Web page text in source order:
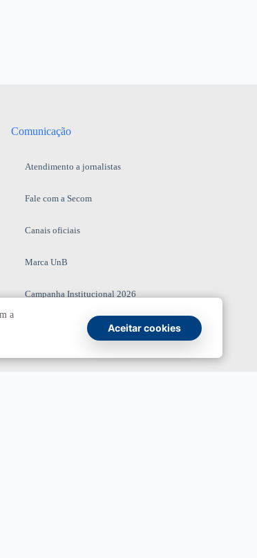
Comunicação
Atendimento a jornalistas
Fale com a Secom
Canais oficiais
Marca UnB
Campanha Institucional 2026
a
Aceitar cookies